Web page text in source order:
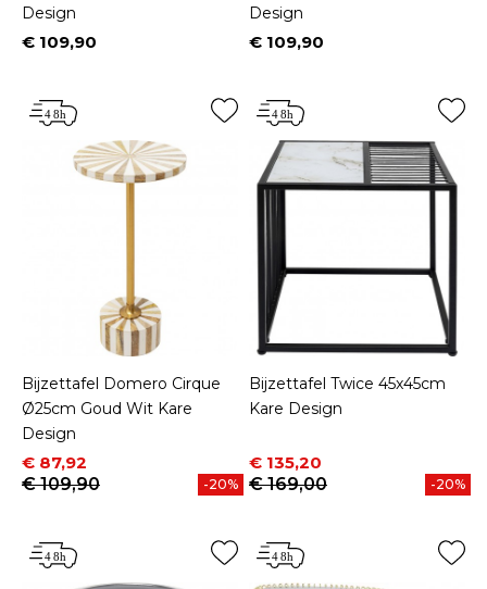
Design
Prijs
€ 109,90
Design
Prijs
€ 109,90
Bijzettafel Domero Cirque
Ø25cm Goud Wit Kare
Design
Prijs
€ 87,92
Normale prijs
€ 109,90
-20%
Bijzettafel Twice 45x45cm
Kare Design
Prijs
€ 135,20
Normale prijs
€ 169,00
-20%